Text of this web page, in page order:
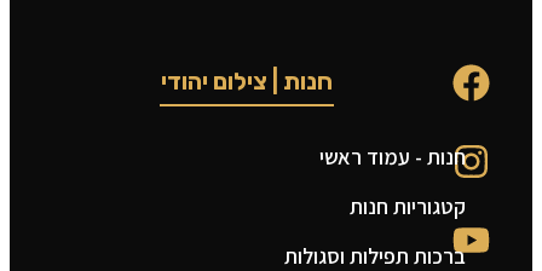
חנות | צילום יהודי
חנות - עמוד ראשי
קטגוריות חנות
ברכות תפילות וסגולות